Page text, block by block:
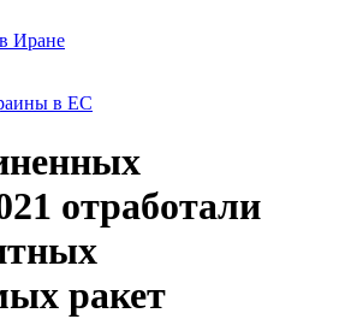
Иране
в ЕС
отработали
ракет